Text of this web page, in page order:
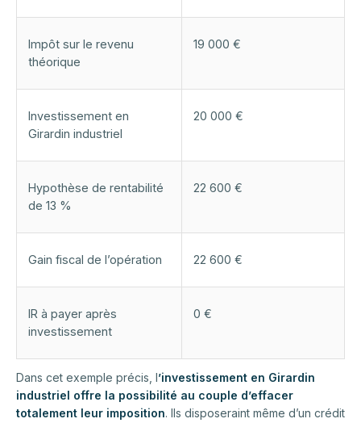
Impôt sur le revenu
théorique
19 000 €
Investissement en
Girardin industriel
20 000 €
Hypothèse de rentabilité
de 13 %
22 600 €
Gain fiscal de l’opération 22 600 €
IR à payer après
investissement
0 €
Dans cet exemple précis, l’investissement en Girardin
industriel offre la possibilité au couple d’effacer
totalement leur imposition. Ils disposeraint même d’un crédit